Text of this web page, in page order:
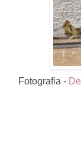
Fotografia -